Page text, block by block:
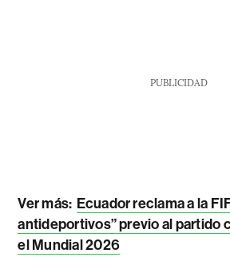
PUBLICIDAD
Ver más: Ecuador reclama a la
antideportivos” previo al partido
el Mundial 2026